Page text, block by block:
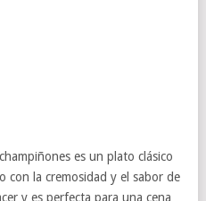
es un plato clásico
con la cremosidad y el sabor de
y es perfecta para una cena